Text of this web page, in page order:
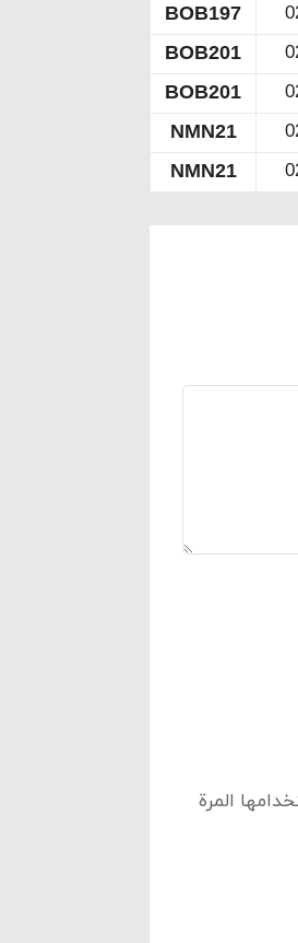
BOB197
BOB201
BOB201
NMN21
NMN21
المرة